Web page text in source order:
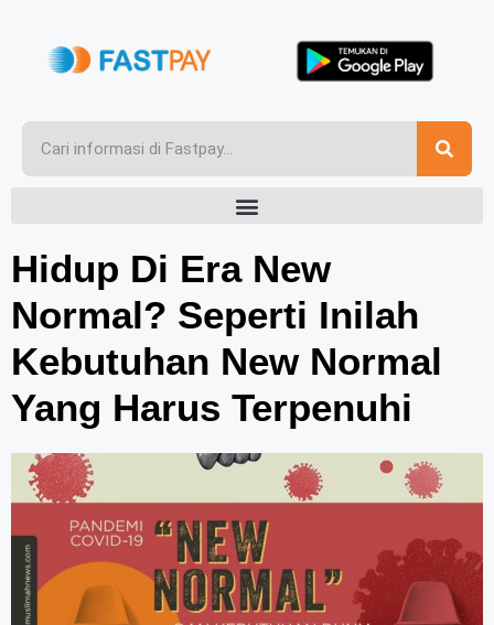
Hidup Di Era New
Normal? Seperti Inilah
Kebutuhan New Normal
Yang Harus Terpenuhi